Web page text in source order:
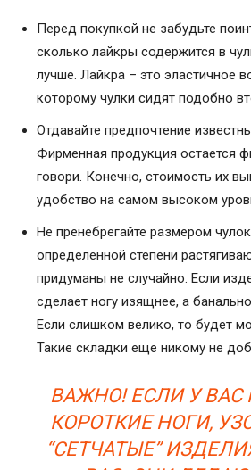
Перед покупкой не забудьте
сколько лайкры содержится в
лучше. Лайкра – это эластичное
которому чулки сидят подобно
Отдавайте предпочтение
Фирменная продукция остается
говори. Конечно, стоимость их
удобство на самом высоком
Не пренебрегайте размером
определенной степени
придуманы не случайно. Если
сделает ногу изящнее, а
Если слишком велико, то будет
Такие складки еще никому не
ВАЖНО! ЕСЛИ У
КОРОТКИЕ НОГИ,
“СЕТЧАТЫЕ”